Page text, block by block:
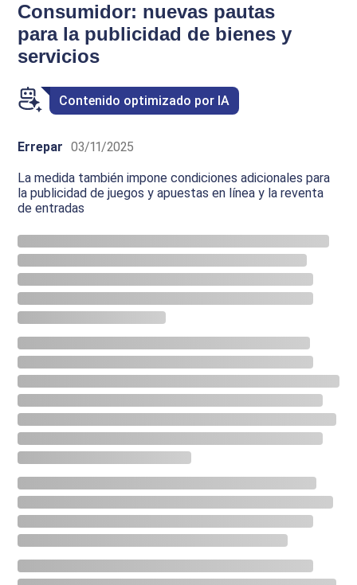
Consumidor: nuevas pautas
para la publicidad de bienes y
servicios
Contenido optimizado por IA
Errepar 03/11/2025
La medida también impone condiciones adicionales para
la publicidad de juegos y apuestas en línea y la reventa
de entradas